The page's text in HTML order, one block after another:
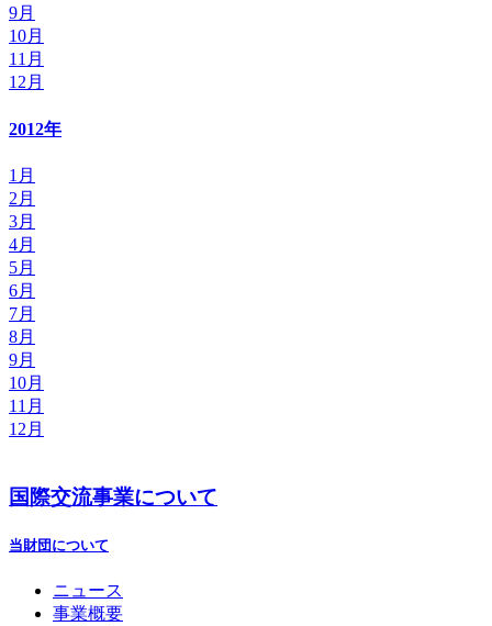
9月
10月
11月
12月
2012年
1月
2月
3月
4月
5月
6月
7月
8月
9月
10月
11月
12月
国際交流事業について
当財団について
ニュース
事業概要